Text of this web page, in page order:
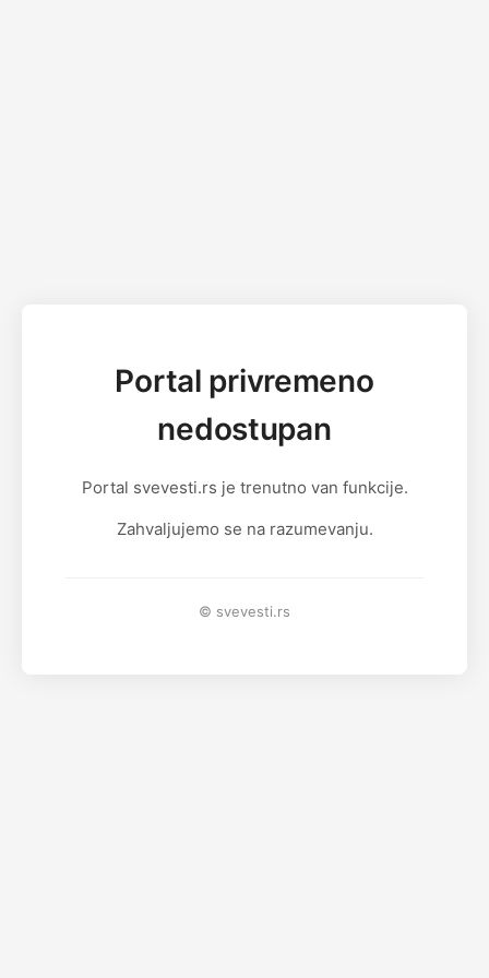
Portal privremeno
nedostupan
Portal svevesti.rs je trenutno van funkcije.
Zahvaljujemo se na razumevanju.
© svevesti.rs